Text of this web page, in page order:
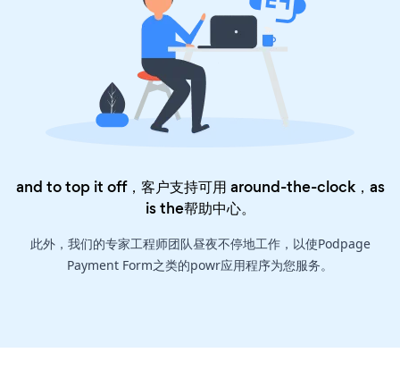
and to top it off，客户支持可用 around-the-clock，as
is the帮助中心。
此外，我们的专家工程师团队昼夜不停地工作，以使Podpage
Payment Form之类的powr应用程序为您服务。